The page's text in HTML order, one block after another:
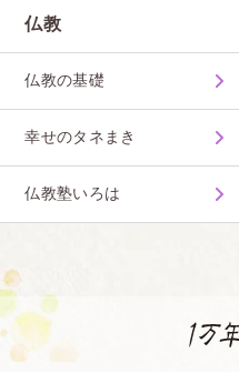
仏教
仏教の基礎
幸せのタネまき
仏教塾いろは